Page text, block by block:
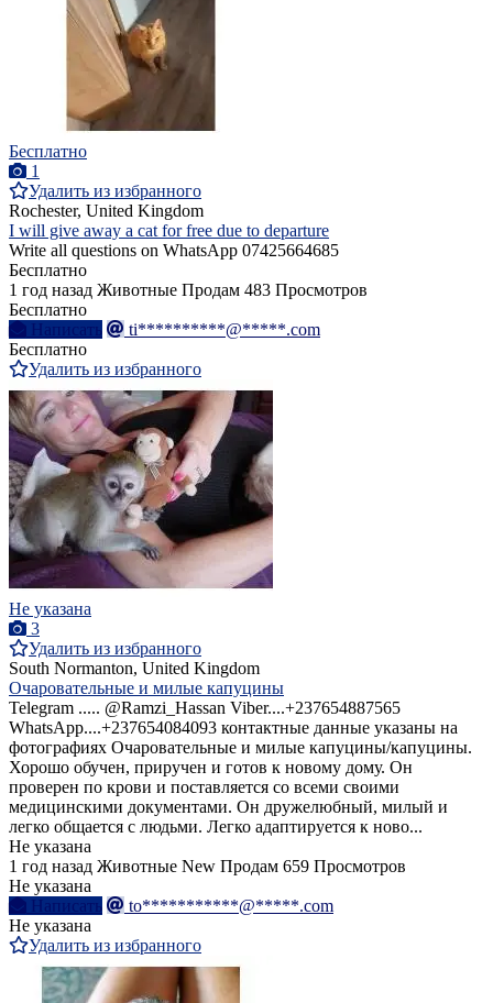
Бесплатно
1
Удалить из избранного
Rochester, United Kingdom
I will give away a cat for free due to departure
Write all questions on WhatsApp 07425664685
Бесплатно
1 год назад Животные Продам 483 Просмотров
Бесплатно
Написать
ti**********@*****.com
Бесплатно
Удалить из избранного
Не указана
3
Удалить из избранного
South Normanton, United Kingdom
Очаровательные и милые капуцины
Telegram ..... @Ramzi_Hassan Viber....+237654887565
WhatsApp....+237654084093 контактные данные указаны на
фотографиях Очаровательные и милые капуцины/капуцины.
Хорошо обучен, приручен и готов к новому дому. Он
проверен по крови и поставляется со всеми своими
медицинскими документами. Он дружелюбный, милый и
легко общается с людьми. Легко адаптируется к ново...
Не указана
1 год назад Животные New Продам 659 Просмотров
Не указана
Написать
to***********@*****.com
Не указана
Удалить из избранного